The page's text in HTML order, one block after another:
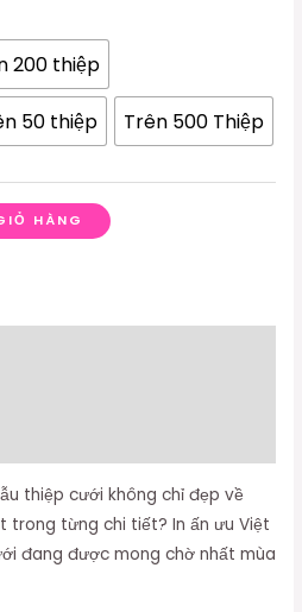
200 thiệp
50 thiệp Trên 500 Thiệp
HÀNG
thiệp cưới không chỉ đẹp về
trong từng chi tiết? In ấn ưu Việt
đang được mong chờ nhất mùa